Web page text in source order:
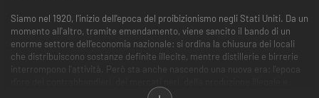
Siamo nel 1920, l'inizio dell'epoca del proibizionismo negli Stati Uniti. Da un
momento all'altro, tramite emendamento, viene sancito il bando di un
enorme settore dell'economia nazionale: si ordina la chiusura dei locali
che distribuiscono sostanze definite illecite, mentre distillerie e birrerie
interrompono l'attività. Però sta anche nascendo una nuova era: l'epoca